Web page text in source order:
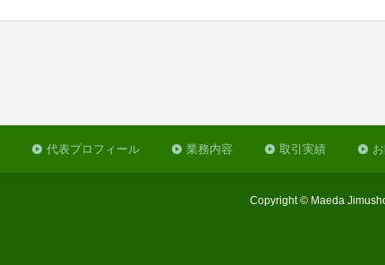
代表プロフィール 業務内容 取引実績
Copyright © Maeda